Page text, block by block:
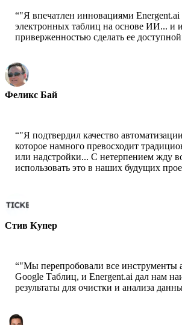
“"Я впечатлен инновациями Energent.ai
электронных таблиц на основе ИИ... и
приверженностью сделать ее
Феликс Бай
“"Я подтвердил качество
которое намного превосходит
или надстройки... С нетерпением жду
использовать это в наших будущих
Стив Купер
“"Мы перепробовали все инструменты
Google Таблиц, и Energent.ai дал нам
результаты для очистки и анализа